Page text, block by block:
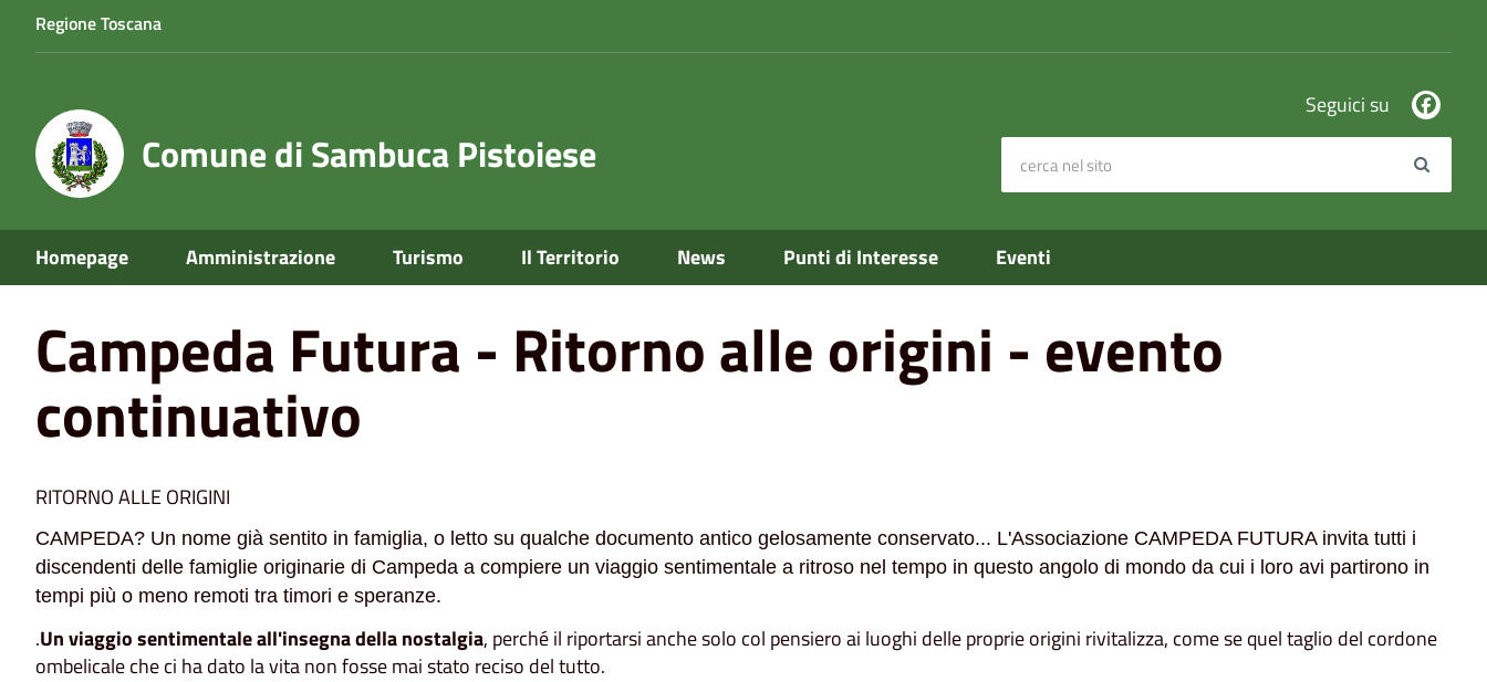
Regione Toscana
Comune di Sambuca Pistoiese
Seguici su
Homepage Amministrazione Turismo Il Territorio News Punti di Interesse Eventi
Home Eventi Campeda Futura - Ritorno alle origini - evento continuativo
Campeda Futura - Ritorno alle origini - evento
continuativo
RITORNO ALLE ORIGINI
CAMPEDA? Un nome già sentito in famiglia, o letto su qualche documento antico gelosamente conservato... L'Associazione CAMPEDA FUTURA invita tutti i
discendenti delle famiglie originarie di Campeda a compiere un viaggio sentimentale a ritroso nel tempo in questo angolo di mondo da cui i loro avi partirono in
tempi più o meno remoti tra timori e speranze.
.Un viaggio sentimentale all'insegna della nostalgia, perché il riportarsi anche solo col pensiero ai luoghi delle proprie origini rivitalizza, come se quel taglio del cordone
ombelicale che ci ha dato la vita non fosse mai stato reciso del tutto.